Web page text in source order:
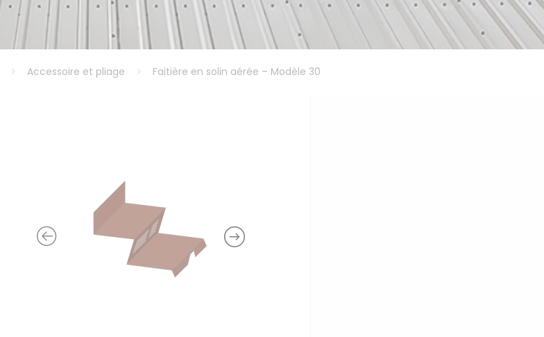
Accessoire et pliage Faitière en solin aérée – Modèle 30